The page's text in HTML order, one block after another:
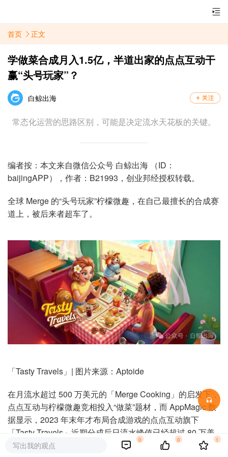
首页 正文
学做菜合成月入1.5亿，半道出家的点点互动干
赢“头号玩家”？
白鲸出海
常态化运营的思路区别，可能是决定流水天花板的关键。
编者按：本文来自微信公众号 白鲸出海 （ID：
baijingAPP），作者：B21993，创业邦经授权转载。
全球 Merge 的“头号玩家”柠檬微趣，在自己最擅长的合成赛
道上，被后来者超车了。
「Tasty Travels」| 图片来源：Aptoide
在月流水超过 500 万美元的「Merge Cooking」的启发下，
点点互动与柠檬微趣竞相投入“做菜”题材，而 AppMagic 数
据显示，2023 年末年才布局合成游戏的点点互动旗下
「Tasty Travels」近期分成后日流水峰值已经超过 80 万美
元，最近 30 天流水达到 2283 万美元（约合 1.55 亿人民
写出我的观点
0 0 1